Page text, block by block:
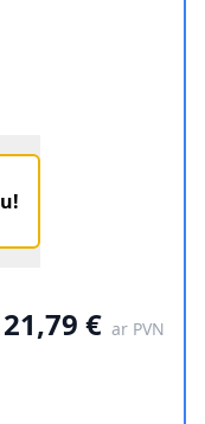
21,79 € ar PVN